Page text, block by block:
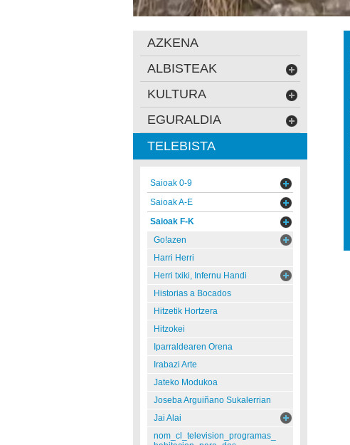
AZKENA
ALBISTEAK
KULTURA
EGURALDIA
TELEBISTA
Saioak 0-9
Saioak A-E
Saioak F-K
Go!azen
Harri Herri
Herri txiki, Infernu Handi
Historias a Bocados
Hitzetik Hortzera
Hitzokei
Iparraldearen Orena
Irabazi Arte
Jateko Modukoa
Joseba Arguiñano Sukalerrian
Jai Alai
nom_cl_television_programas_